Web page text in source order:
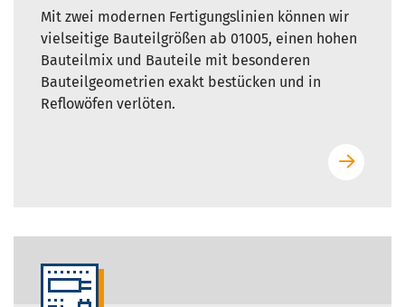
Mit zwei modernen Fertigungslinien können wir
vielseitige Bauteilgrößen ab 01005, einen hohen
Bauteilmix und Bauteile mit besonderen
Bauteilgeometrien exakt bestücken und in
Reflowöfen verlöten.